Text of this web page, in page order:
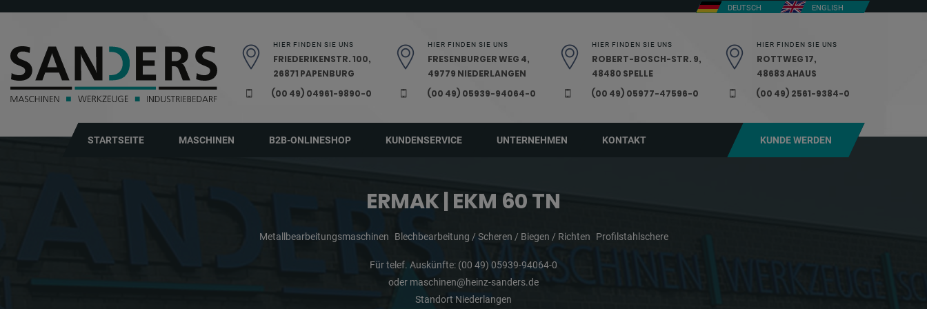
DEUTSCH ENGLISH
HIER FINDEN SIE UNS
FRIEDERIKENSTR. 100,
26871 PAPENBURG
(00 49) 04961-9890-0
HIER FINDEN SIE UNS
FRESENBURGER WEG 4,
49779 NIEDERLANGEN
(00 49) 05939-94064-0
HIER FINDEN SIE UNS
ROBERT-BOSCH-STR. 9,
48480 SPELLE
(00 49) 05977-47596-0
HIER FINDEN SIE UNS
ROTTWEG 17,
48683 AHAUS
(00 49) 2561-9384-0
STARTSEITE MASCHINEN B2B-ONLINESHOP KUNDENSERVICE UNTERNEHMEN KONTAKT KUNDE WERDEN
ERMAK | EKM 60 TN
Metallbearbeitungsmaschinen Blechbearbeitung / Scheren / Biegen / Richten Profilstahlschere
Für telef. Auskünfte: (00 49) 05939-94064-0
oder maschinen@heinz-sanders.de
Standort Niederlangen